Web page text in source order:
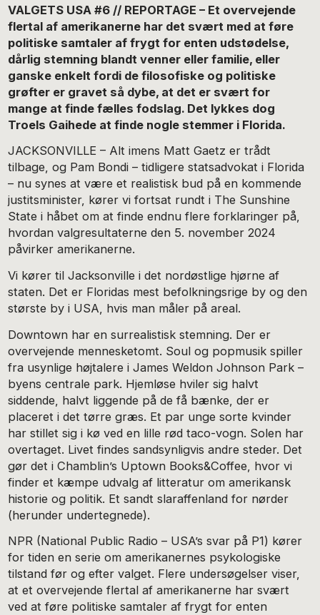
VALGETS USA #6 // REPORTAGE – Et overvejende
flertal af amerikanerne har det svært med at føre
politiske samtaler af frygt for enten udstødelse,
dårlig stemning blandt venner eller familie, eller
ganske enkelt fordi de filosofiske og politiske
grøfter er gravet så dybe, at det er svært for
mange at finde fælles fodslag. Det lykkes dog
Troels Gaihede at finde nogle stemmer i Florida.
JACKSONVILLE – Alt imens Matt Gaetz er trådt
tilbage, og Pam Bondi – tidligere statsadvokat i Florida
– nu synes at være et realistisk bud på en kommende
justitsminister, kører vi fortsat rundt i The Sunshine
State i håbet om at finde endnu flere forklaringer på,
hvordan valgresultaterne den 5. november 2024
påvirker amerikanerne.
Vi kører til Jacksonville i det nordøstlige hjørne af
staten. Det er Floridas mest befolkningsrige by og den
største by i USA, hvis man måler på areal.
Downtown har en surrealistisk stemning. Der er
overvejende mennesketomt. Soul og popmusik spiller
fra usynlige højtalere i James Weldon Johnson Park –
byens centrale park. Hjemløse hviler sig halvt
siddende, halvt liggende på de få bænke, der er
placeret i det tørre græs. Et par unge sorte kvinder
har stillet sig i kø ved en lille rød taco-vogn. Solen har
overtaget. Livet findes sandsynligvis andre steder. Det
gør det i Chamblin’s Uptown Books&Coffee, hvor vi
finder et kæmpe udvalg af litteratur om amerikansk
historie og politik. Et sandt slaraffenland for nørder
(herunder undertegnede).
NPR (National Public Radio – USA’s svar på P1) kører
for tiden en serie om amerikanernes psykologiske
tilstand før og efter valget. Flere undersøgelser viser,
at et overvejende flertal af amerikanerne har svært
ved at føre politiske samtaler af frygt for enten